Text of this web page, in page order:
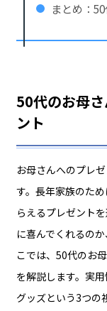
まとめ：
50代のお母
ント
お母さんへのプレ
す。長年家族のた
らえるプレゼント
に喜んでくれるの
こでは、50代のお
を解説します。実
グッズという3つの